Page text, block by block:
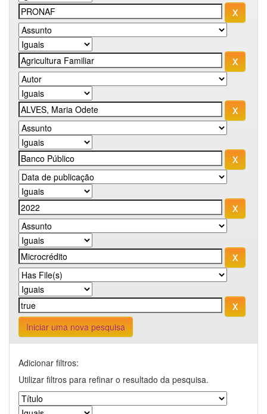
Iniciar uma nova pesquisa
Adicionar filtros:
Utilizar filtros para refinar o resultado da pesquisa.